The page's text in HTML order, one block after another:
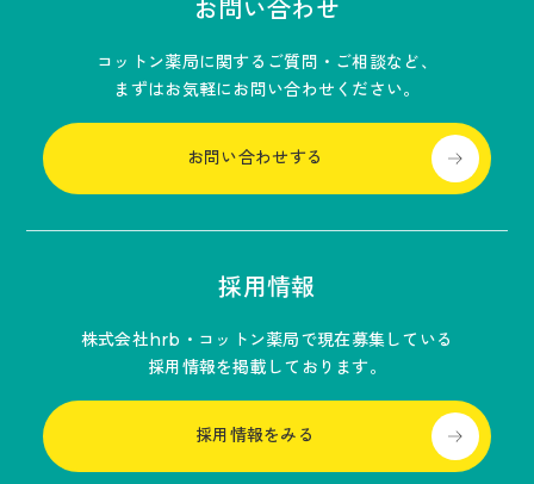
お問い合わせ
コットン薬局に関するご質問・ご相談など、
まずはお気軽にお問い合わせください。
お問い合わせする
採用情報
株式会社hrb・コットン薬局で現在募集している
採用情報を掲載しております。
採用情報をみる